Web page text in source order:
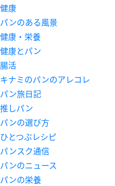
健康
パンのある風景
健康・栄養
健康とパン
腸活
キナミのパンのアレコレ
パン旅日記
推しパン
パンの選び方
ひとつぶレシピ
パンスク通信
パンのニュース
パンの栄養